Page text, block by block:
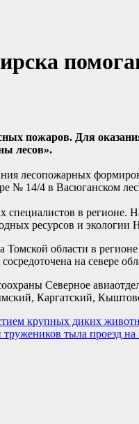
пожаров. Для
лесов».
лесопожарных
№ 14/4 в Васюганском
в регионе.
ресурсов и
Томской области в
на севере
Северное
Каргатский,
крупных диких
тыла проезд